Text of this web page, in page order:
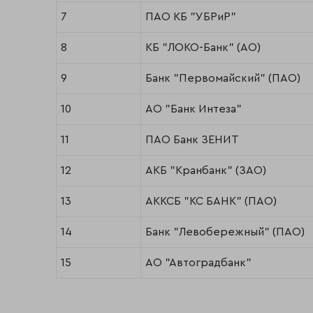
7 ПАО КБ "УБРиР"
8 КБ "ЛОКО-Банк" (АО)
9 Банк "Первомайский" (ПАО)
10 АО "Банк Интеза"
11 ПАО Банк ЗЕНИТ
12 АКБ "Кранбанк" (ЗАО)
13 АККСБ "КС БАНК" (ПАО)
14 Банк "Левобережный" (ПАО)
15 АО "Автоградбанк"